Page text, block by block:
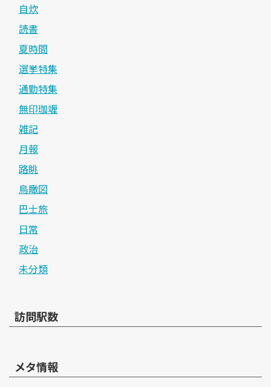
自炊
読書
夏時間
選挙特集
通勤特集
無印珈竰
雑記
月報
路眺
鳥瞰図
巴士旅
日常
政治
未分類
訪問駅数
メタ情報